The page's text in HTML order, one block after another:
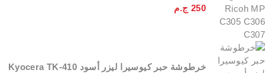
250 ج.م
خرطوشة حبر كيوسيرا ليزر أسود Kyocera TK-410